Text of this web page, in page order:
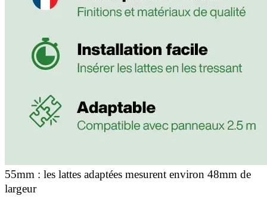
55mm : les lattes adaptées mesurent environ 48mm de
largeur